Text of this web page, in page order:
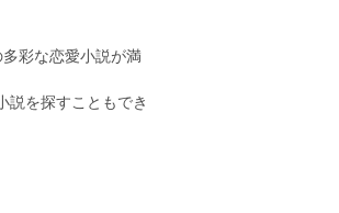
彩な恋愛小説が満
説を探すこともでき